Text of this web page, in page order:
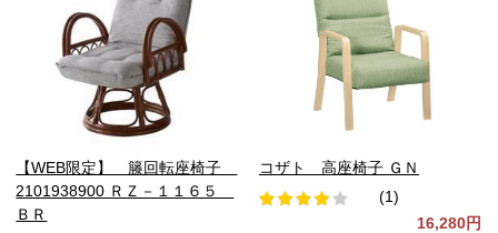
【WEB限定】 籐回転座椅子
2101938900 ＲＺ－１１６５
ＢＲ
コザト 高座椅子 ＧＮ
(1)
16,280円